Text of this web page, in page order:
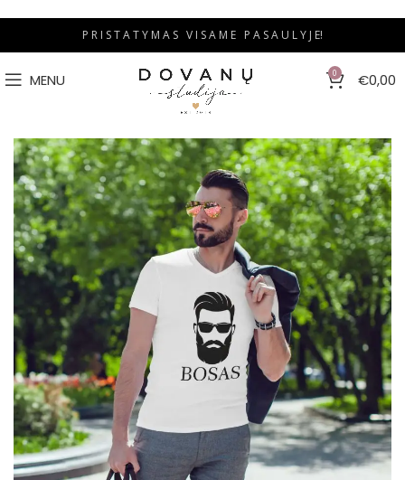
P R I S T A T Y M A S V I S A M E P A S A U L Y J E!
MENU 0 €0,00